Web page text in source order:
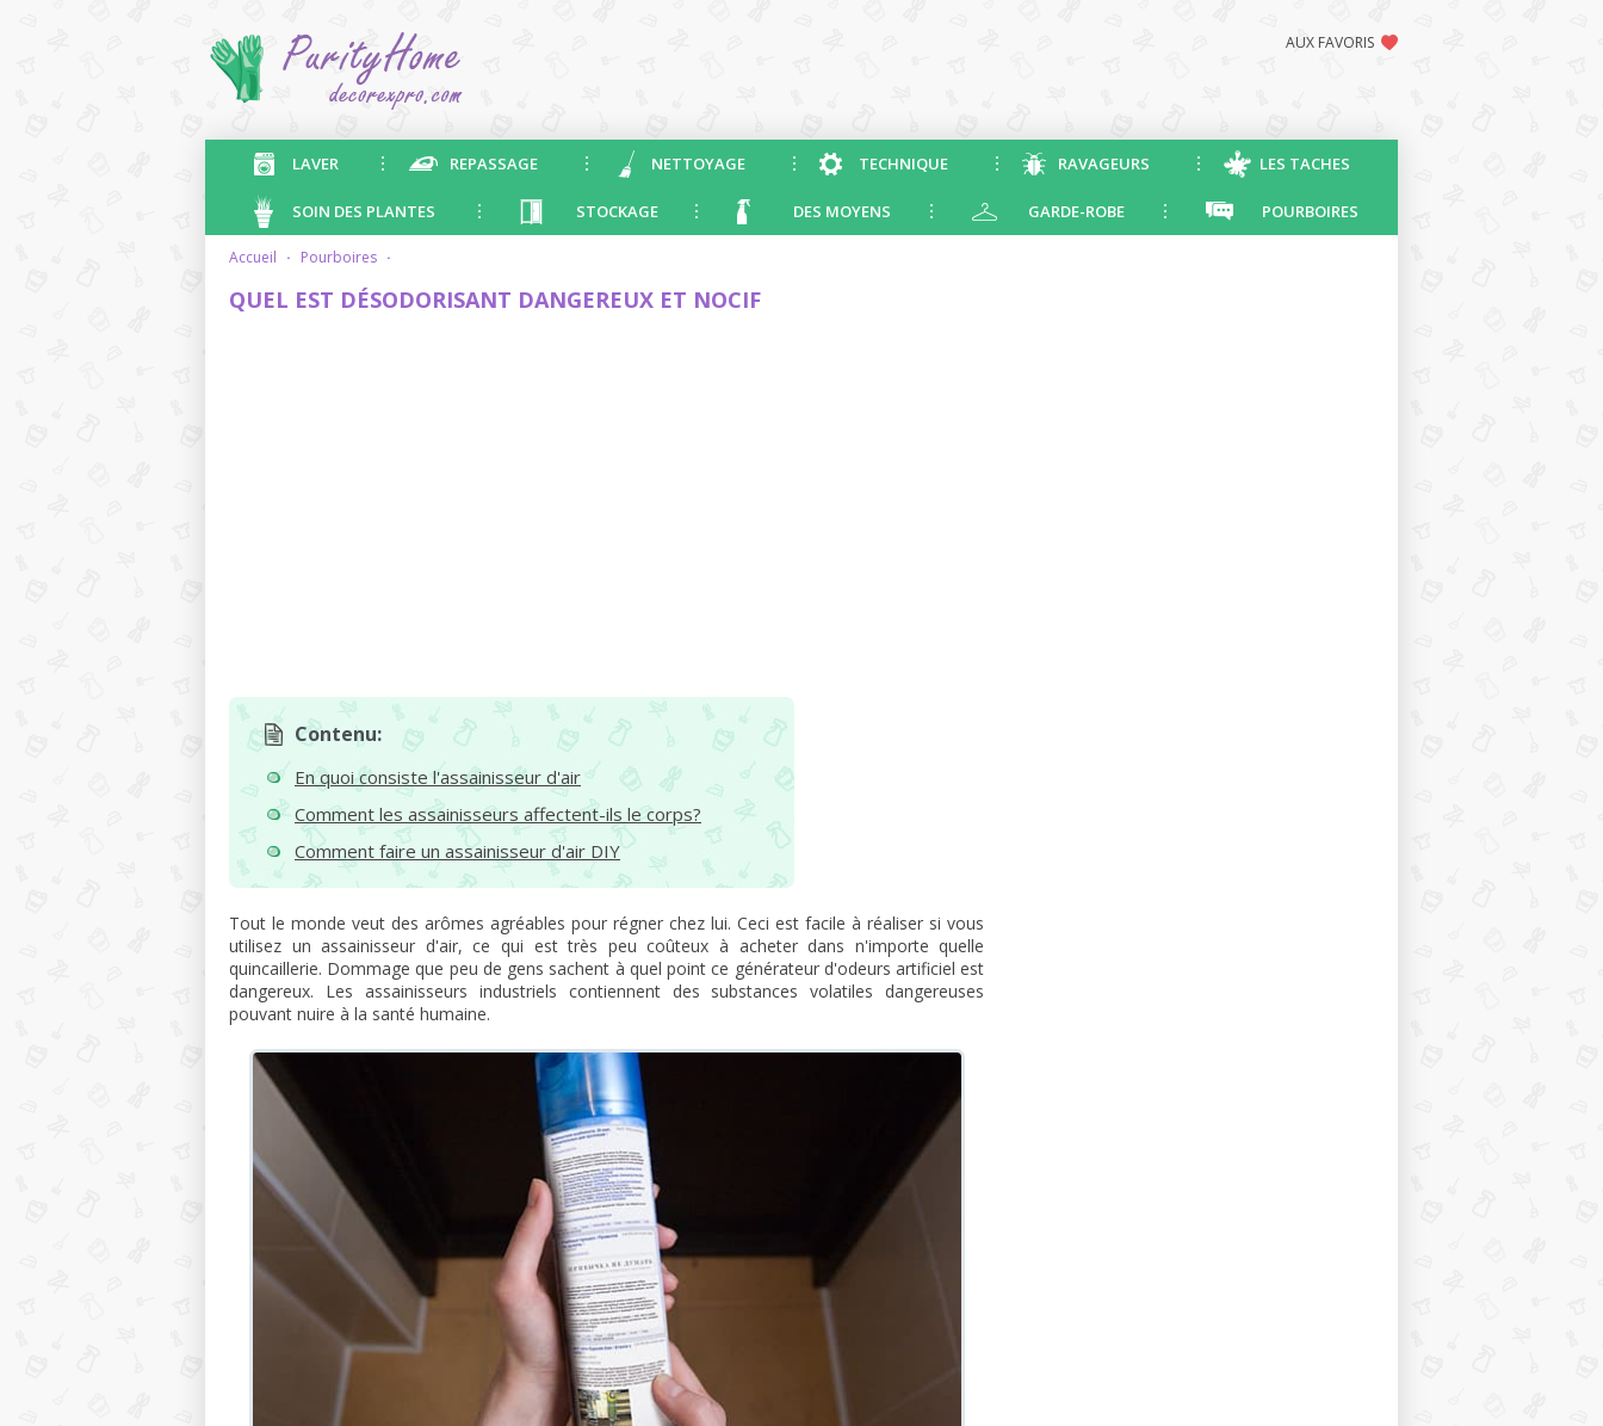
AUX FAVORIS
LAVER REPASSAGE NETTOYAGE TECHNIQUE RAVAGEURS LES TACHES
SOIN DES PLANTES STOCKAGE DES MOYENS GARDE-ROBE POURBOIRES
accueil · pourboires ·
QUEL EST DÉSODORISANT DANGEREUX ET NOCIF
Contenu:
En quoi consiste l'assainisseur d'air
Comment les assainisseurs affectent-ils le corps?
Comment faire un assainisseur d'air DIY
Tout le monde veut des arômes agréables pour régner chez lui. Ceci est facile à réaliser si vous
utilisez un assainisseur d'air, ce qui est très peu coûteux à acheter dans n'importe quelle
quincaillerie. Dommage que peu de gens sachent à quel point ce générateur d'odeurs artificiel est
dangereux. Les assainisseurs industriels contiennent des substances volatiles dangereuses
pouvant nuire à la santé humaine.